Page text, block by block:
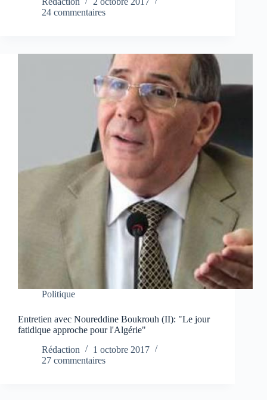
24 commentaires
Politique
Entretien avec Noureddine Boukrouh (II): "Le jour
fatidique approche pour l'Algérie"
Rédaction
1 octobre 2017
27 commentaires